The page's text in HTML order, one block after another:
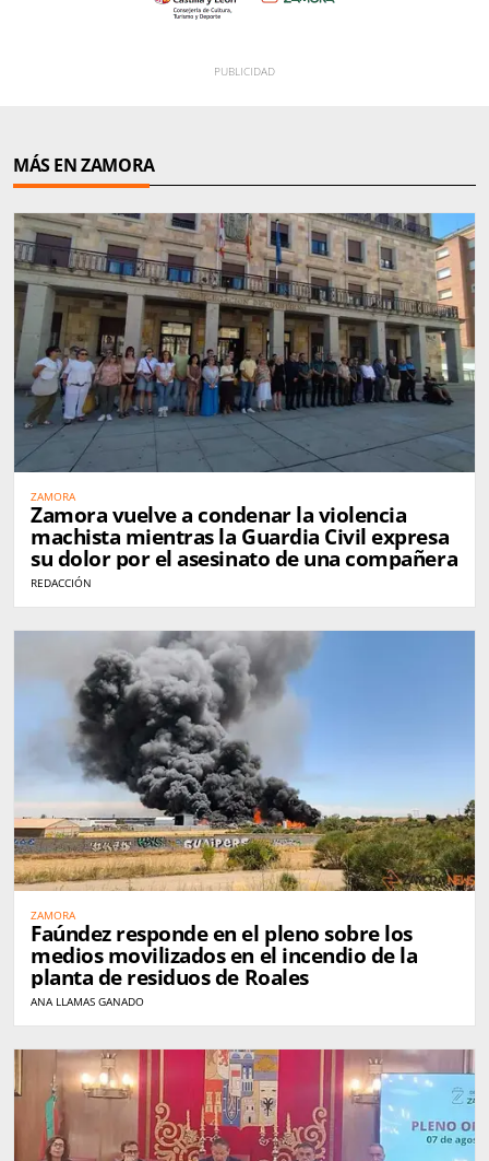
MÁS EN ZAMORA
ZAMORA
Zamora vuelve a condenar la violencia
machista mientras la Guardia Civil expresa
su dolor por el asesinato de una compañera
REDACCIÓN
ZAMORA
Faúndez responde en el pleno sobre los
medios movilizados en el incendio de la
planta de residuos de Roales
ANA LLAMAS GANADO